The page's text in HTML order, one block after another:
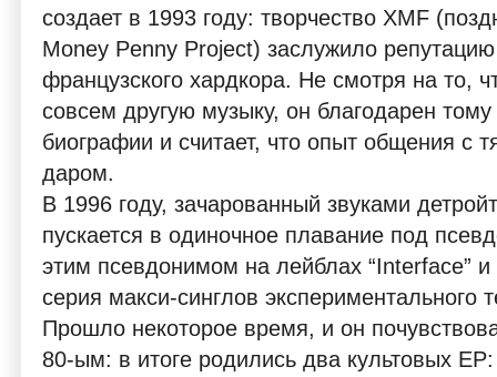
создает в 1993 году: творчество XMF
Money Penny Project) заслужило
французского хардкора. Не смотря на то,
совсем другую музыку, он благодарен
биографии и считает, что опыт общения
даром.
В 1996 году, зачарованный звуками
пускается в одиночное плавание под
этим псевдонимом на лейблах “Interface” и
серия макси-синглов экспериментального
Прошло некоторое время, и он
80-ым: в итоге родились два культовых